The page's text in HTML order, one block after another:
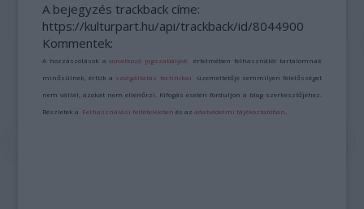
A bejegyzés trackback címe:
https://kulturpart.hu/api/trackback/id/8044900
Kommentek:
A hozzászólások avonatkozó jogszabályok értelmében felhasználói tartalomnak
minősülnek, értük a szolgáltatás technikai üzemeltetője semmilyen felelősséget
nem vállal, azokat nem ellenőrzi. Kifogás esetén forduljon a blog szerkesztőjéhez.
Részletek a Felhasználási feltételekben és azadatvédelmi tájékoztatóban